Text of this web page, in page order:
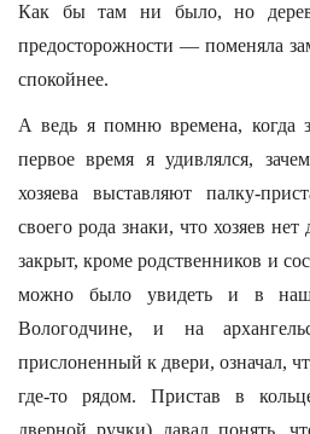
Как бы там ни было, но
предосторожности — поменяла
спокойнее.
А ведь я помню времена, когда
первое время я удивлялся,
хозяева выставляют палку-
своего рода знаки, что хозяев
закрыт, кроме родственников и
можно было увидеть и в
Вологодчине, и на
прислоненный к двери, означал,
где-то рядом. Пристав в
дверной ручки) давал понять,